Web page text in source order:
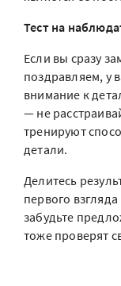
Тест на
Если вы сразу
поздравляем, у
внимание к
— не
тренируют
детали.
Делитесь
первого
забудьте
тоже проверят